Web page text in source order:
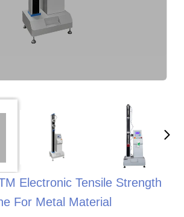
Electronic Tensile Strength
For Metal Material